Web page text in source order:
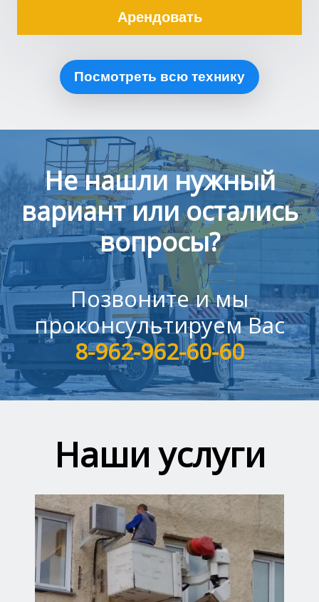
Арендовать
Посмотреть всю технику
Не нашли нужный
вариант или остались
вопросы?
Позвоните и мы
проконсультируем Вас
8-962-962-60-60
Наши услуги